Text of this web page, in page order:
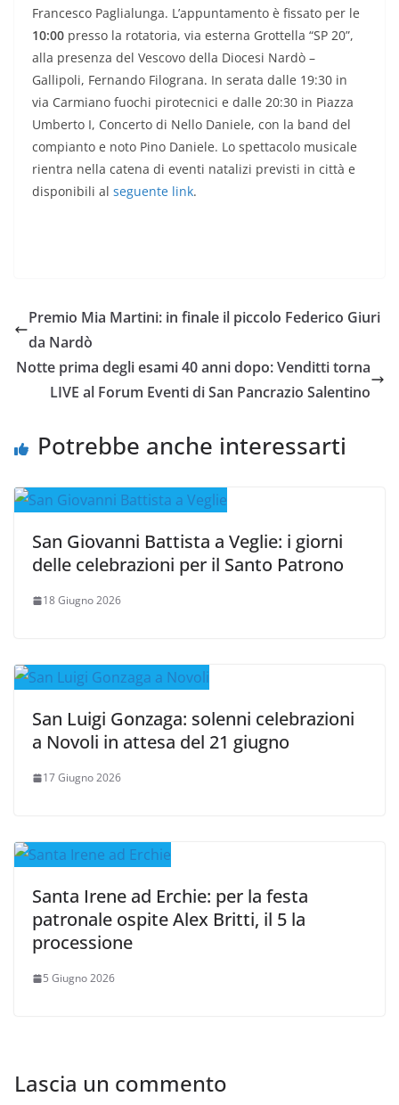
Francesco Paglialunga. L’appuntamento è fissato per le
10:00 presso la rotatoria, via esterna Grottella “SP 20”,
alla presenza del Vescovo della Diocesi Nardò –
Gallipoli, Fernando Filograna. In serata dalle 19:30 in
via Carmiano fuochi pirotecnici e dalle 20:30 in Piazza
Umberto I, Concerto di Nello Daniele, con la band del
compianto e noto Pino Daniele. Lo spettacolo musicale
rientra nella catena di eventi natalizi previsti in città e
disponibili al seguente link.
Premio Mia Martini: in finale il piccolo Federico Giuri
da Nardò
Notte prima degli esami 40 anni dopo: Venditti torna
LIVE al Forum Eventi di San Pancrazio Salentino
Potrebbe anche interessarti
San Giovanni Battista a Veglie: i giorni
delle celebrazioni per il Santo Patrono
18 Giugno 2026
San Luigi Gonzaga: solenni celebrazioni
a Novoli in attesa del 21 giugno
17 Giugno 2026
Santa Irene ad Erchie: per la festa
patronale ospite Alex Britti, il 5 la
processione
5 Giugno 2026
Lascia un commento